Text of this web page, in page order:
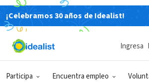
¡Celebramos 30 años de Idealist!
Participa Encuentra empleo
Ingresa
ORGANIZACIÓN SIN FIN DE LUCRO
Dark Sky Percussion